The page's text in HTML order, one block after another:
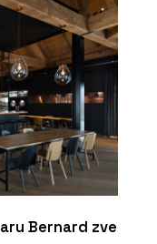
Bernard zve